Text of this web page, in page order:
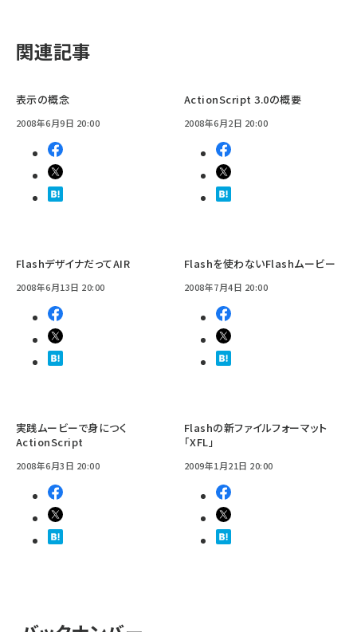
関連記事
表示の概念
2008年6月9日 20:00
ActionScript 3.0の概要
2008年6月2日 20:00
FlashデザイナだってAIR
2008年6月13日 20:00
Flashを使わないFlashムービー
2008年7月4日 20:00
実践ムービーで身につく
ActionScript
2008年6月3日 20:00
Flashの新ファイルフォーマット
「XFL」
2009年1月21日 20:00